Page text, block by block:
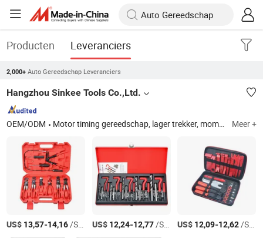
Producten Leveranciers
2,000+ Auto Gereedschap Leveranciers
Hangzhou Sinkee Tools Co.,Ltd.
OEM/ODM Motor timing gereedschap, lager trekker, momentsleutel, auto reparatie gereedschap, automotive gereedschap, auto gereedschap, bougiesleutel, schroevendraaier, sleutel spanner Meer +
US$ 13,57-14,16/Stuk US$ 12,24-12,77/Stuk US$ 12,09-12,62/Stuk